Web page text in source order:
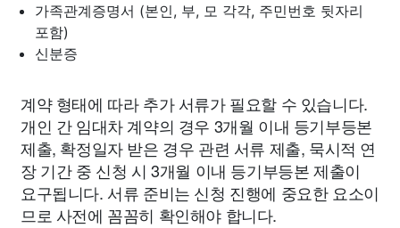
가족관계증명서 (본인, 부, 모 각각, 주민번호 뒷자리
포함)
신분증
계약 형태에 따라 추가 서류가 필요할 수 있습니다.
개인 간 임대차 계약의 경우 3개월 이내 등기부등본
제출, 확정일자 받은 경우 관련 서류 제출, 묵시적 연
장 기간 중 신청 시 3개월 이내 등기부등본 제출이
요구됩니다. 서류 준비는 신청 진행에 중요한 요소이
므로 사전에 꼼꼼히 확인해야 합니다.